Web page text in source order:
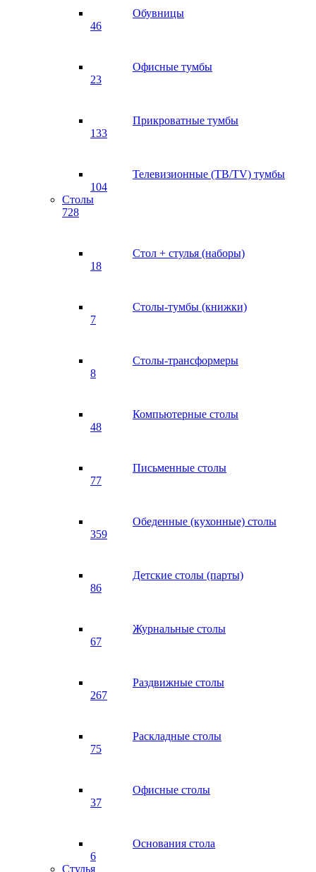
Обувницы
46
Офисные тумбы
23
Прикроватные тумбы
133
Телевизионные (ТВ/TV) тумбы
104
Столы
728
Стол + стулья (наборы)
18
Столы-тумбы (книжки)
7
Столы-трансформеры
8
Компьютерные столы
48
Письменные столы
77
Обеденные (кухонные) столы
359
Детские столы (парты)
86
Журнальные столы
67
Раздвижные столы
267
Раскладные столы
75
Офисные столы
37
Основания стола
6
Стулья